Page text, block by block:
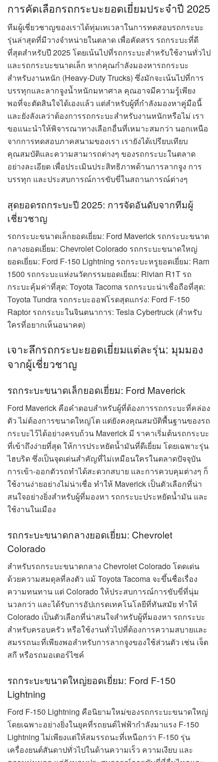
การคัดเลือกรถกระบะยอดเยี่ยมประจำปี 2025
ทีมผู้เชี่ยวชาญของเราได้ทุ่มเทเวลาในการทดสอบรถกระบะ
รุ่นล่าสุดที่มีวางจำหน่ายในตลาด เพื่อคัดสรร รถกระบะที่ดี
ที่สุดสำหรับปี 2025 โดยเน้นไปที่รถกระบะสำหรับใช้งานทั่วไป
และรถกระบะขนาดเล็ก หากคุณกำลังมองหารถกระบะ
สำหรับงานหนัก (Heavy-Duty Trucks) ซึ่งมักจะเน้นไปที่การ
บรรทุกและลากจูงน้ำหนักมหาศาล คุณอาจมีความรู้เพียง
พอที่จะตัดสินใจได้เองแล้ว แต่สำหรับผู้ที่กำลังมองหาคู่มือนี้
และยังลังเลว่าต้องการรถกระบะสำหรับงานหนักหรือไม่ เรา
ขอแนะนำให้พิจารณาทางเลือกอื่นที่เหมาะสมกว่า นอกเหนือ
จากการทดสอบภาคสนามของเรา เรายังได้เปรียบเทียบ
คุณสมบัติและความสามารถต่างๆ ของรถกระบะในตลาด
อย่างละเอียด เพื่อประเมินประสิทธิภาพด้านการลากจูง การ
บรรทุก และประสบการณ์การขับขี่ในสถานการณ์ต่างๆ
สุดยอดรถกระบะปี 2025: การจัดอันดับจากทีมผู้
เชี่ยวชาญ
รถกระบะขนาดเล็กยอดเยี่ยม: Ford Maverick รถกระบะขนาด
กลางยอดเยี่ยม: Chevrolet Colorado รถกระบะขนาดใหญ่
ยอดเยี่ยม: Ford F-150 Lightning รถกระบะหรูยอดเยี่ยม: Ram
1500 รถกระบะแห่งนวัตกรรมยอดเยี่ยม: Rivian R1T รถ
กระบะคุ้มค่าที่สุด: Toyota Tacoma รถกระบะน่าเชื่อถือที่สุด:
Toyota Tundra รถกระบะออฟโรดสุดแกร่ง: Ford F-150
Raptor รถกระบะในจินตนาการ: Tesla Cybertruck (สำหรับ
ใครที่อยากเห็นอนาคต)
เจาะลึกรถกระบะยอดเยี่ยมแต่ละรุ่น: มุมมอง
จากผู้เชี่ยวชาญ
รถกระบะขนาดเล็กยอดเยี่ยม: Ford Maverick
Ford Maverick คือคำตอบสำหรับผู้ที่ต้องการรถกระบะที่คล่อง
ตัว ไม่ต้องการขนาดใหญ่โต แต่ยังคงคุณสมบัติพื้นฐานของรถ
กระบะไว้ได้อย่างครบถ้วน Maverick มี ราคาเริ่มต้นรถกระบะ
ที่เข้าถึงง่ายที่สุด ให้การประหยัดน้ำมันที่ดีเยี่ยม โดยเฉพาะรุ่น
ไฮบริด ซึ่งเป็นจุดเด่นสำคัญที่ไม่เหมือนใครในตลาดปัจจุบัน
การเข้า-ออกตัวรถทำได้สะดวกสบาย และการควบคุมต่างๆ ก็
ใช้งานง่ายอย่างไม่น่าเชื่อ ทำให้ Maverick เป็นตัวเลือกที่น่า
สนใจอย่างยิ่งสำหรับผู้ที่มองหา รถกระบะประหยัดน้ำมัน และ
ใช้งานในเมือง
รถกระบะขนาดกลางยอดเยี่ยม: Chevrolet
Colorado
สำหรับรถกระบะขนาดกลาง Chevrolet Colorado โดดเด่น
ด้วยความสมดุลที่ลงตัว แม้ Toyota Tacoma จะขึ้นชื่อเรื่อง
ความทนทาน แต่ Colorado ให้ประสบการณ์การขับขี่ที่นุ่ม
นวลกว่า และได้รับการอัปเกรดเทคโนโลยีที่ทันสมัย ทำให้
Colorado เป็นตัวเลือกที่น่าสนใจสำหรับผู้ที่มองหา รถกระบะ
สำหรับครอบครัว หรือใช้งานทั่วไปที่ต้องการความสบายและ
สมรรถนะที่เพียงพอสำหรับการลากจูงของใช้ส่วนตัว เช่น เจ็ต
สกี หรือรถมอเตอร์ไซค์
รถกระบะขนาดใหญ่ยอดเยี่ยม: Ford F-150
Lightning
Ford F-150 Lightning คือนิยามใหม่ของรถกระบะขนาดใหญ่
โดยเฉพาะอย่างยิ่งในยุคที่รถยนต์ไฟฟ้ากำลังมาแรง F-150
Lightning ไม่เพียงแต่ให้สมรรถนะที่เหนือกว่า F-150 รุ่น
เครื่องยนต์สันดาปทั่วไปในด้านความเร็ว ความเงียบ และ